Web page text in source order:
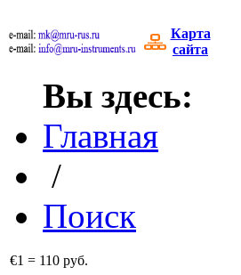
Карта
сайта
Вы здесь:
Главная
/
Поиск
€1 = 110 руб.